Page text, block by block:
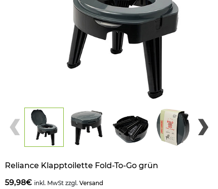
Reliance Klapptoilette Fold-To-Go grün
59,98€ inkl. MwSt zzgl. Versand